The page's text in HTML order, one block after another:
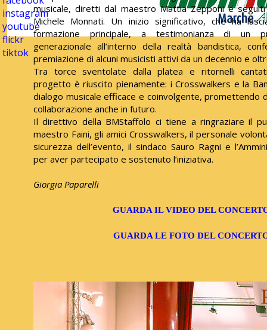
instagram
youtube
flickr
tiktok
musicale, diretti dal maestro Mattia Zepponi e
Michele Monnati. Un inizio significativo, che ha
formazione principale, a testimonianza di un
generazionale all’interno della realtà bandistica,
premiazione di alcuni musicisti attivi da un decennio e
Tra torce sventolate dalla platea e ritornelli
progetto è riuscito pienamente: i Crosswalkers e la
dialogo musicale efficace e coinvolgente, promettendo
collaborazione anche in futuro.
Il direttivo della BMStaffolo ci tiene a ringraziare il
maestro Faini, gli amici Crosswalkers, il personale
sicurezza dell’evento, il sindaco Sauro Ragni e
per aver partecipato e sostenuto l’iniziativa.
Giorgia Paparelli
GUARDA IL VIDEO DEL
GUARDA LE FOTO DEL